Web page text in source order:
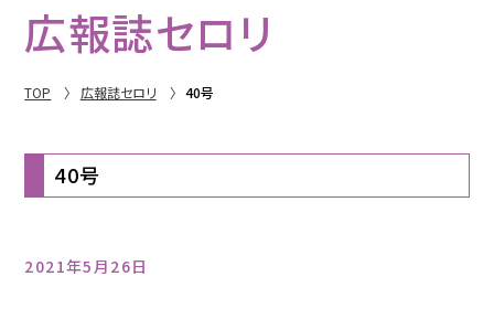
広報誌セロリ
TOP 広報誌セロリ 40号
40号
2021年5月26日